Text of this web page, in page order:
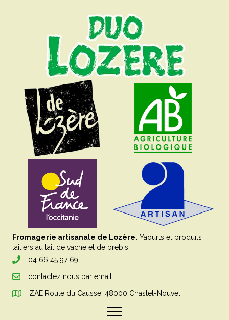
Fromagerie artisanale de Lozère. Yaourts et produits
laitiers au lait de vache et de brebis.
04 66 45 97 69
contactez nous par email
ZAE Route du Causse, 48000 Chastel-Nouvel